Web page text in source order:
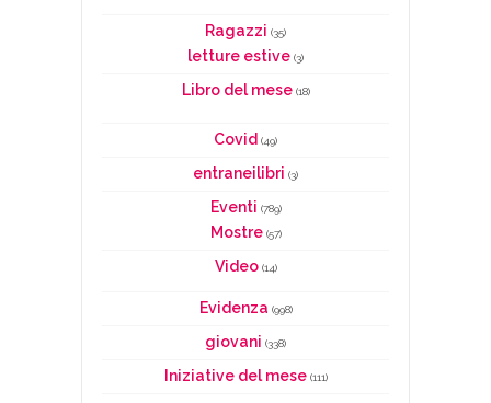
Ragazzi (35)
letture estive (3)
Libro del mese(18)
Covid (49)
entraneilibri (3)
Eventi (789)
Mostre(57)
Video(14)
Evidenza (998)
giovani (338)
Iniziative del mese(111)